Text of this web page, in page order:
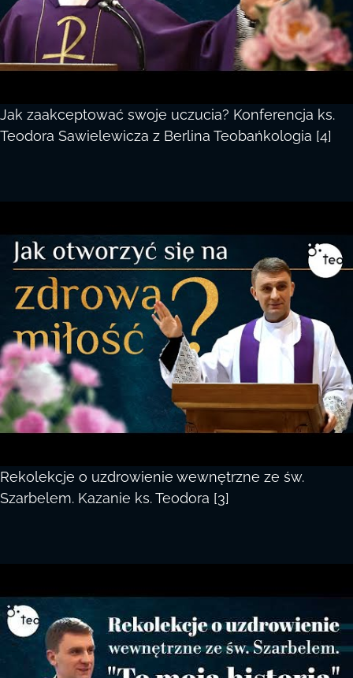
Jak zaakceptować swoje uczucia? Konferencja ks.
Teodora Sawielewicza z Berlina Teobańkologia [4]
Rekolekcje o uzdrowienie wewnętrzne ze św.
Szarbelem. Kazanie ks. Teodora [3]